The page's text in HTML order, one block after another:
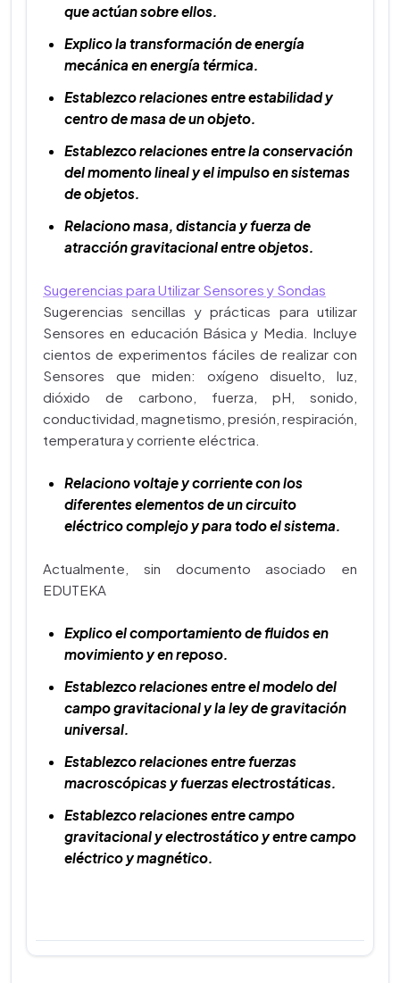
que actúan sobre ellos.
Explico la transformación de energía
mecánica en energía térmica.
Establezco relaciones entre estabilidad y
centro de masa de un objeto.
Establezco relaciones entre la conservación
del momento lineal y el impulso en sistemas
de objetos.
Relaciono masa, distancia y fuerza de
atracción gravitacional entre objetos.
Sugerencias para Utilizar Sensores y Sondas
Sugerencias sencillas y prácticas para utilizar
Sensores en educación Básica y Media. Incluye
cientos de experimentos fáciles de realizar con
Sensores que miden: oxígeno disuelto, luz,
dióxido de carbono, fuerza, pH, sonido,
conductividad, magnetismo, presión, respiración,
temperatura y corriente eléctrica.
Relaciono voltaje y corriente con los
diferentes elementos de un circuito
eléctrico complejo y para todo el sistema.
Actualmente, sin documento asociado en
EDUTEKA
Explico el comportamiento de fluidos en
movimiento y en reposo.
Establezco relaciones entre el modelo del
campo gravitacional y la ley de gravitación
universal.
Establezco relaciones entre fuerzas
macroscópicas y fuerzas electrostáticas.
Establezco relaciones entre campo
gravitacional y electrostático y entre campo
eléctrico y magnético.